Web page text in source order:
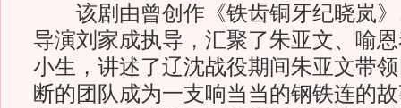
该剧由曾创作《铁齿铜牙纪晓岚》
导演刘家成执导，汇聚了朱亚文、喻
小生，讲述了辽沈战役期间朱亚文带
断的团队成为一支响当当的钢铁连的